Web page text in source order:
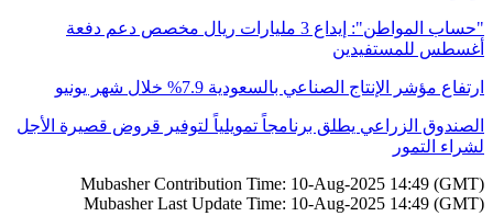
"حساب المواطن": إيداع 3 مليارات ريال مخصص دعم دفعة
أغسطس للمستفيدين
ارتفاع مؤشر الإنتاج الصناعي بالسعودية 7.9% خلال شهر يونيو
الصندوق الزراعي يطلق برنامجاً تمويلياً لتوفير قروض قصيرة الأجل
لشراء التمور
Mubasher Contribution Time: 10-Aug-2025 14:49 (GMT)
Mubasher Last Update Time: 10-Aug-2025 14:49 (GMT)